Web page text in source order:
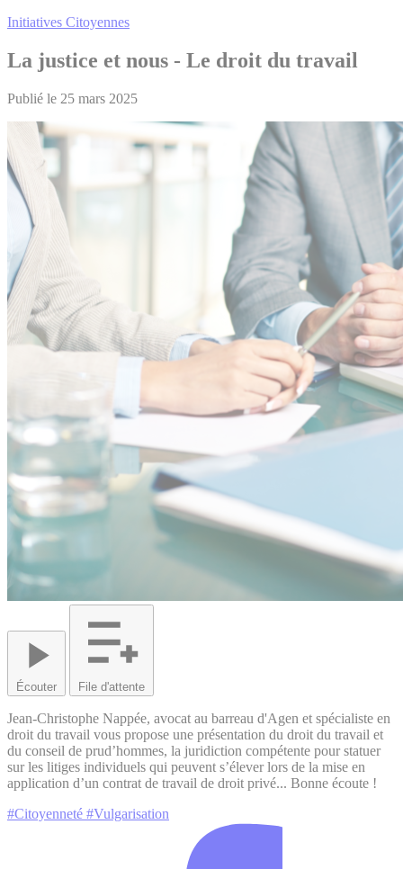
Initiatives Citoyennes
La justice et nous - Le droit du travail
Publié le 25 mars 2025
Écouter File d'attente
Jean-Christophe Nappée, avocat au barreau d'Agen et spécialiste en
droit du travail vous propose une présentation du droit du travail et
du conseil de prud’hommes, la juridiction compétente pour statuer
sur les litiges individuels qui peuvent s’élever lors de la mise en
application d’un contrat de travail de droit privé... Bonne écoute !
#Citoyenneté #Vulgarisation